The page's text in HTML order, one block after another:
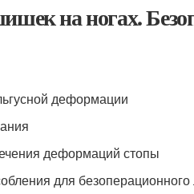
на ногах.
деформации
деформаций стопы
для